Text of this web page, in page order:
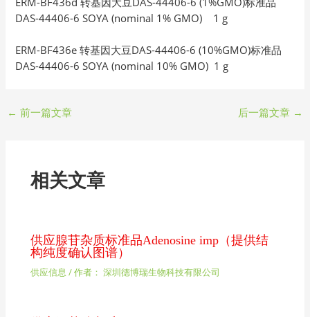
DAS-44406-6 SOYA (nominal 1% GMO) 1 g
ERM-BF436e 转基因大豆DAS-44406-6 (10%GMO)标准品
DAS-44406-6 SOYA (nominal 10% GMO) 1 g
← 前一篇文章 后一篇文章 →
相关文章
供应腺苷杂质标准品Adenosine imp（提供结
构纯度确认图谱）
供应信息 / 作者： 深圳德博瑞生物科技有限公司